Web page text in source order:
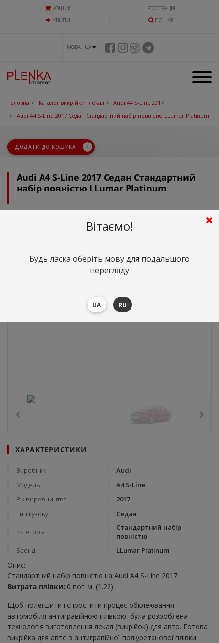
КОШИК
РЕЄСТРАЦІЯ
УВIЙТИ
ПОШУК
МОВА UA
Головна Каталог викрійки і лекал
Audi A4 S-Line 2017
Audi A4 S-Line 2017 Седан Стандартний набір повністю LLumar Platinum
ДОДАТИ ДО КОШИКА
Audi A4 S-Line 2017 Седан Стандартний
набір повністю LLumar Platinum
грн.($0)
ХАРАКТЕРИСТИКИ
Виробник
Audi
Модель
A4 S-Line
Рік виробництва
2017
Тип кузову
Седан
Категорія
Стандартний набір
повністю
Бренд
LLumar Platinum
Опис:
Стандартний набір повністю на Audi A4 S-Line 2017
Витрата плівки: 0 пог. м. (1.22)
Щоб полегшити і спростити процес обклеювання
автомобіля антигравійною плівкою, була розроблена
технологія виготовлення лекал (викрійок) для авто. Готова
викрійка для авто з антигравійної поліуретанової плівки
Вітаємо!
Будь ласка оберіть мову для подальшого
перегляду
UA RU